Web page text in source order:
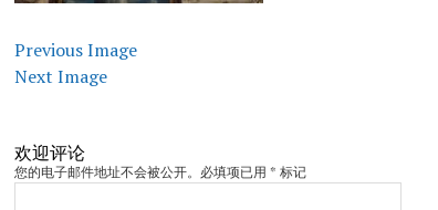
Previous Image
Next Image
欢迎评论
您的电子邮件地址不会被公开。必填项已用 * 标记